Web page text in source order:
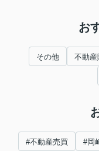
お
その他 不動産
#不動産売買 #岡